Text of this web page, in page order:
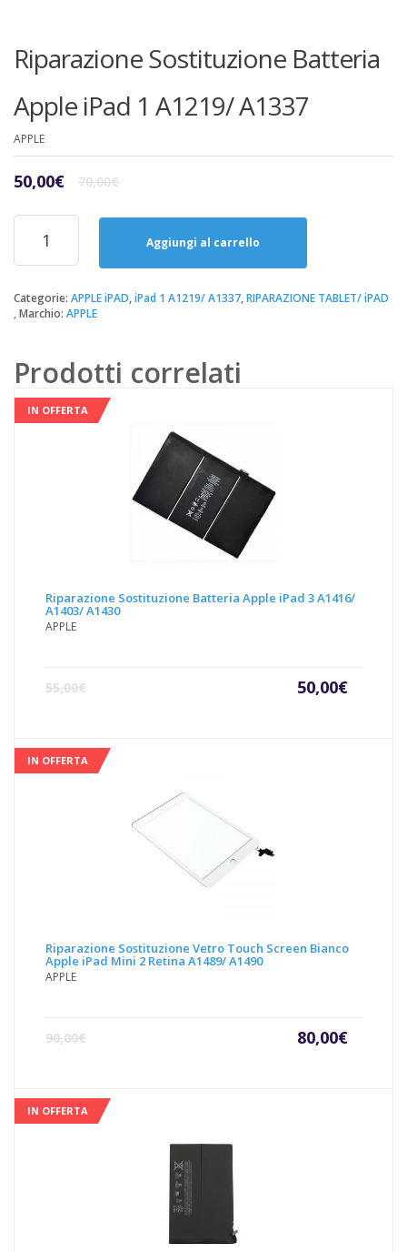
Riparazione Sostituzione Batteria
Apple iPad 1 A1219/ A1337
APPLE
70,00€Il
originale
70,00€.
50,00€
Il
attuale
50,00€.
Riparazione
Sostituzione
Batteria
iPad
1
quantità
Aggiungi al carrello
Categorie: APPLE iPAD,iPad 1 A1219/ A1337,RIPARAZIONE TABLET/ iPAD
Marchio: APPLE
Prodotti correlati
IN OFFERTA
Riparazione Sostituzione Batteria Apple iPad 3 A1416/
A1403/ A1430
APPLE
55,00€ 50,00€
Il
IN OFFERTA
Riparazione Sostituzione Vetro Touch Screen Bianco
Apple iPad Mini 2 Retina A1489/ A1490
APPLE
90,00€ 80,00€
Il
IN OFFERTA